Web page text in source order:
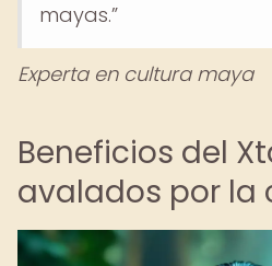
mayas.”
Experta en cultura maya
Beneficios del
avalados por la